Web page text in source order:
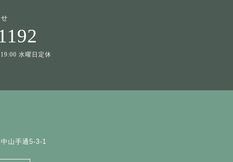
水曜日定休
山手通5-3-1